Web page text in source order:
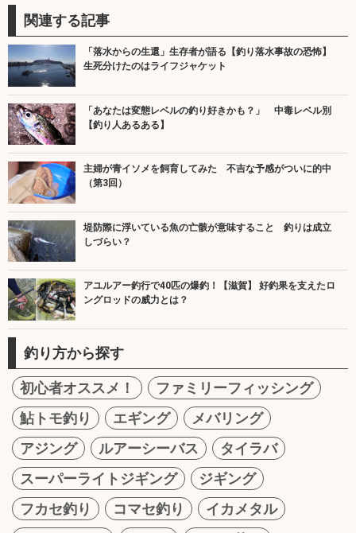
関連する記事
「落水からの生還」生存者が語る【釣り落水事故の恐怖】
生死分けたのはライフジャケット
「あなたは変態レベルの釣り好きかも？」 中毒レベル別
【釣り人あるある】
主婦が青イソメを飼育してみた 不吉な予感がついに的中
（第3回）
堤防際に浮いている魚の亡骸が意味すること 釣りは成立
しづらい？
アユルアー釣行で40匹の爆釣！【滋賀】 好釣果を支えたロ
ングロッドの威力とは？
釣り方から探す
初心者オススメ！
ファミリーフィッシング
鮎トモ釣り
エギング
メバリング
アジング
ルアーシーバス
タイラバ
スーパーライトジギング
ジギング
フカセ釣り
コマセ釣り
イカメタル